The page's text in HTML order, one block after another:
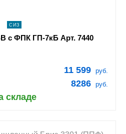
СИЗ
с ФПК ГП-7кБ Арт. 7440
11 599 руб.
8286 руб.
складе